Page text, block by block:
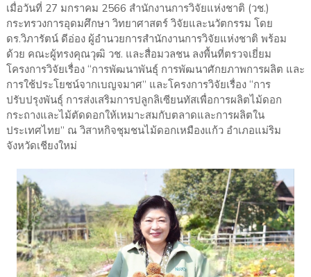
เมื่อวันที่ 27 มกราคม 2566 สำนักงานการวิจัยแห่งชาติ (วช.)
กระทรวงการอุดมศึกษา วิทยาศาสตร์ วิจัยและนวัตกรรม โดย
ดร.วิภารัตน์ ดีอ่อง ผู้อำนวยการสำนักงานการวิจัยแห่งชาติ พร้อม
ด้วย คณะผู้ทรงคุณวุฒิ วช. และสื่อมวลชน ลงพื้นที่ตรวจเยี่ยม
โครงการวิจัยเรื่อง “การพัฒนาพันธุ์ การพัฒนาศักยภาพการผลิต และ
การใช้ประโยชน์จากเบญจมาศ” และโครงการวิจัยเรื่อง “การ
ปรับปรุงพันธุ์ การส่งเสริมการปลูกลิเซียนทัสเพื่อการผลิตไม้ดอก
กระถางและไม้ตัดดอกให้เหมาะสมกับตลาดและการผลิตใน
ประเทศไทย” ณ วิสาหกิจชุมชนไม้ดอกเหมืองแก้ว อำเภอแม่ริม
จังหวัดเชียงใหม่